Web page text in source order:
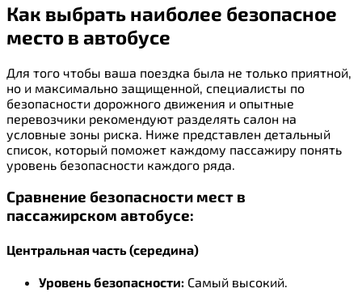
Как выбрать наиболее безопасное
место в автобусе
Для того чтобы ваша поездка была не только приятной,
но и максимально защищенной, специалисты по
безопасности дорожного движения и опытные
перевозчики рекомендуют разделять салон на
условные зоны риска. Ниже представлен детальный
список, который поможет каждому пассажиру понять
уровень безопасности каждого ряда.
Сравнение безопасности мест в
пассажирском автобусе:
Центральная часть (середина)
Уровень безопасности: Самый высокий.